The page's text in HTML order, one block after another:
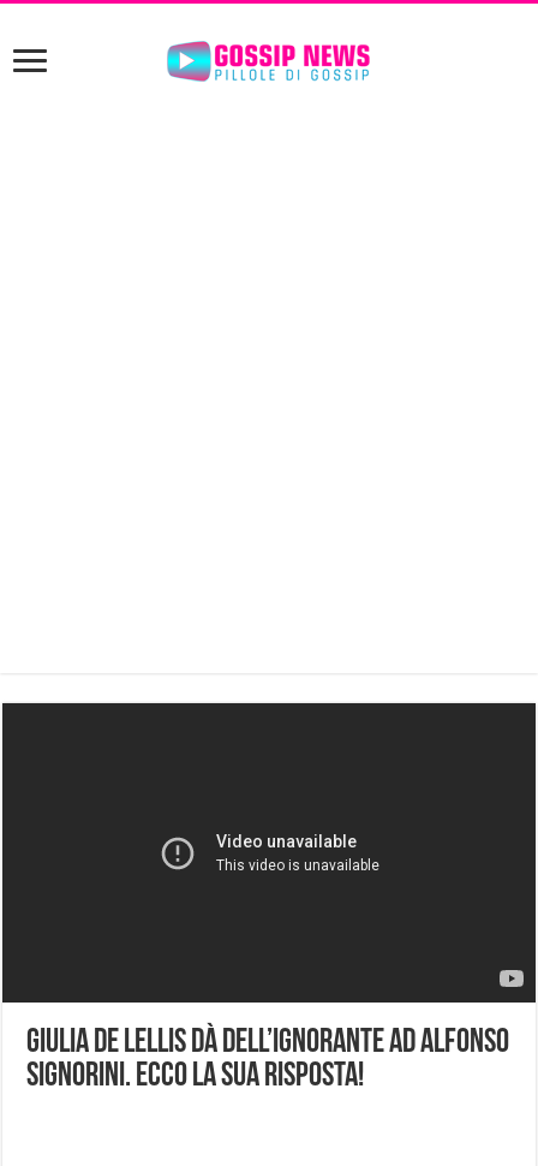
Giulia De Lellis dà dell’ignorante ad Alfonso
Signorini. Ecco la sua risposta!